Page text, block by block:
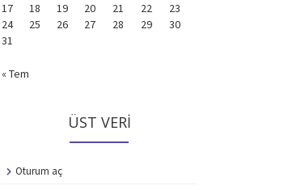
17
18 19 20 21 22
23
24
25 26 27 28 29
30
31
« Tem
ÜST VERI
Oturum aç